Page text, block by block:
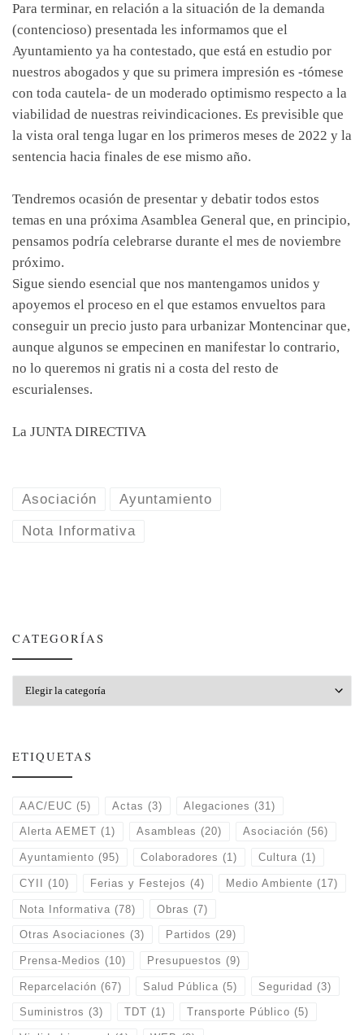
Para terminar, en relación a la situación de la demanda
(contencioso) presentada les informamos que el
Ayuntamiento ya ha contestado, que está en estudio por
nuestros abogados y que su primera impresión es -tómese
con toda cautela- de un moderado optimismo respecto a la
viabilidad de nuestras reivindicaciones. Es previsible que
la vista oral tenga lugar en los primeros meses de 2022 y la
sentencia hacia finales de ese mismo año.
Tendremos ocasión de presentar y debatir todos estos
temas en una próxima Asamblea General que, en principio,
pensamos podría celebrarse durante el mes de noviembre
próximo.
Sigue siendo esencial que nos mantengamos unidos y
apoyemos el proceso en el que estamos envueltos para
conseguir un precio justo para urbanizar Montencinar que,
aunque algunos se empecinen en manifestar lo contrario,
no lo queremos ni gratis ni a costa del resto de
escurialenses.
La JUNTA DIRECTIVA
Asociación Ayuntamiento
Nota Informativa
CATEGORÍAS
ETIQUETAS
AAC/EUC (5) Actas (3) Alegaciones (31)
Alerta AEMET (1) Asambleas (20) Asociación (56)
Ayuntamiento (95) Colaboradores (1) Cultura (1)
CYII (10) Ferias y Festejos (4) Medio Ambiente (17)
Nota Informativa (78) Obras (7)
Otras Asociaciones (3) Partidos (29)
Prensa-Medios (10) Presupuestos (9)
Reparcelación (67) Salud Pública (5) Seguridad (3)
Suministros (3) TDT (1) Transporte Público (5)